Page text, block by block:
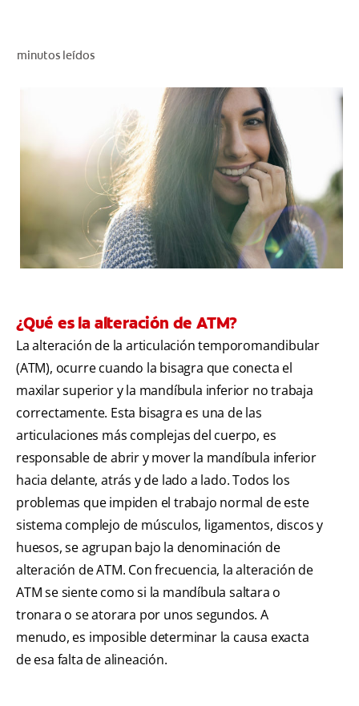
PARA PROFESIONALES
CUPONES
DÓNDE COMPRAR
BO (ES)
SUSCRÍBETE
minutos leídos
¿Qué es la alteración de ATM?
La alteración de la articulación temporomandibular
(ATM), ocurre cuando la bisagra que conecta el
maxilar superior y la mandíbula inferior no trabaja
correctamente. Esta bisagra es una de las
articulaciones más complejas del cuerpo, es
responsable de abrir y mover la mandíbula inferior
hacia delante, atrás y de lado a lado. Todos los
problemas que impiden el trabajo normal de este
sistema complejo de músculos, ligamentos, discos y
huesos, se agrupan bajo la denominación de
alteración de ATM. Con frecuencia, la alteración de
ATM se siente como si la mandíbula saltara o
tronara o se atorara por unos segundos. A
menudo, es imposible determinar la causa exacta
de esa falta de alineación.